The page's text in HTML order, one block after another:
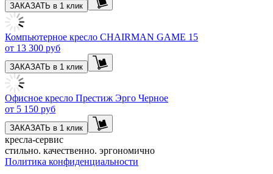
ЗАКАЗАТЬ в 1 клик
Компьютерное кресло CHAIRMAN GAME 15
от 13 300 руб
ЗАКАЗАТЬ в 1 клик
Офисное кресло Престиж Эрго Черное
от 5 150 руб
ЗАКАЗАТЬ в 1 клик
кресла-сервис
стильно. качественно. эргономично
Политика конфиденциальности